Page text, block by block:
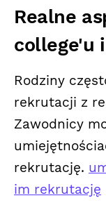
Realne
college'u
Rodziny
rekrutacji z
Zawodnicy
rekrutację.
im rekrutację